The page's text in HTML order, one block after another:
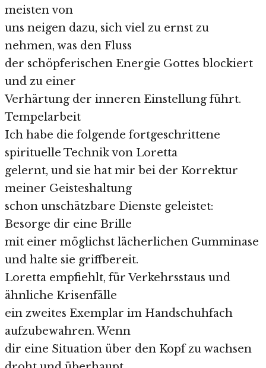
meisten von
uns neigen dazu, sich viel zu ernst zu
nehmen, was den Fluss
der schöpferischen Energie Gottes blockiert
und zu einer
Verhärtung der inneren Einstellung führt.
Tempelarbeit
Ich habe die folgende fortgeschrittene
spirituelle Technik von Loretta
gelernt, und sie hat mir bei der Korrektur
meiner Geisteshaltung
schon unschätzbare Dienste geleistet:
Besorge dir eine Brille
mit einer möglichst lächerlichen Gumminase
und halte sie griffbereit.
Loretta empfiehlt, für Verkehrsstaus und
ähnliche Krisenfälle
ein zweites Exemplar im Handschuhfach
aufzubewahren. Wenn
dir eine Situation über den Kopf zu wachsen